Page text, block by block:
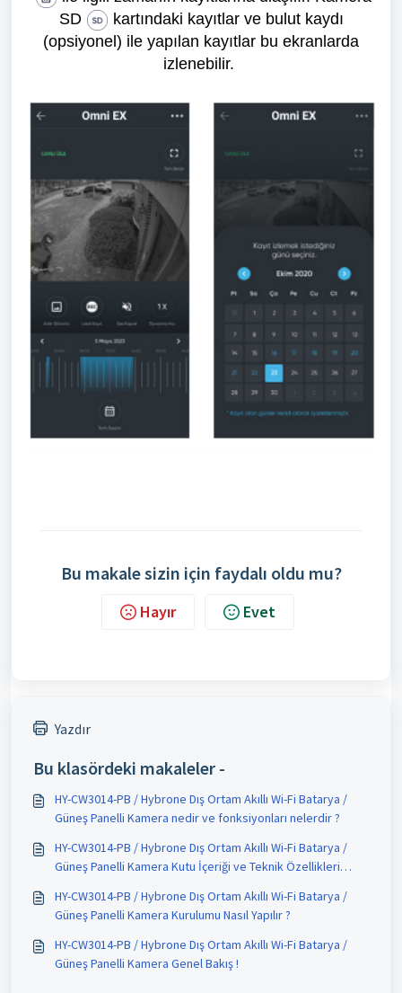
SD
kartındaki kayıtlar ve bulut kaydı
(opsiyonel) ile yapılan kayıtlar bu ekranlarda
izlenebilir.
Bu makale sizin için faydalı oldu mu?
Hayır Evet
Yazdır
Bu klasördeki makaleler -
HY-CW3014-PB / Hybrone Dış Ortam Akıllı Wi-Fi Batarya /
Güneş Panelli Kamera nedir ve fonksiyonları nelerdir ?
HY-CW3014-PB / Hybrone Dış Ortam Akıllı Wi-Fi Batarya /
Güneş Panelli Kamera Kutu İçeriği ve Teknik Özellikleri
HY-CW3014-PB / Hybrone Dış Ortam Akıllı Wi-Fi Batarya /
Güneş Panelli Kamera Kurulumu Nasıl Yapılır ?
HY-CW3014-PB / Hybrone Dış Ortam Akıllı Wi-Fi Batarya /
Güneş Panelli Kamera Genel Bakış !